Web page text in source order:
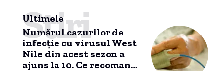
Ultimele
Știri
Numărul cazurilor de
infecție cu virusul West
Nile din acest sezon a
ajuns la 10. Ce recomandă